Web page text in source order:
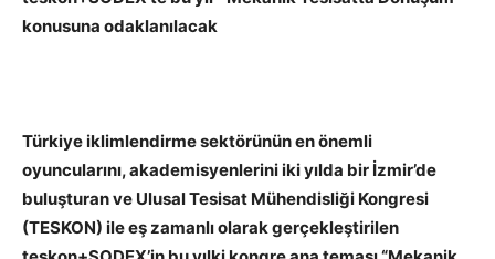
konusuna odaklanılacak
Türkiye iklimlendirme sektörünün en önemli
oyuncularını, akademisyenlerini iki yılda bir İzmir’de
buluşturan ve Ulusal Tesisat Mühendisliği Kongresi
(TESKON) ile eş zamanlı olarak gerçekleştirilen